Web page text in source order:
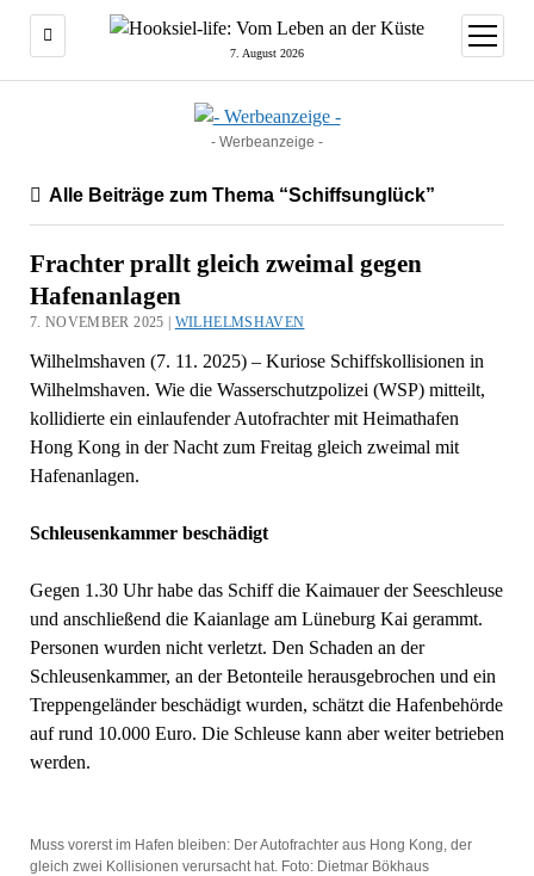
7. August 2026
Menü
öffnen
- Werbeanzeige -
Alle Beiträge zum Thema “Schiffsunglück”
Frachter prallt gleich zweimal gegen
Hafenanlagen
7. NOVEMBER 2025 | WILHELMSHAVEN
Wilhelmshaven (7. 11. 2025) – Kuriose Schiffskollisionen in
Wilhelmshaven. Wie die Wasserschutzpolizei (WSP) mitteilt,
kollidierte ein einlaufender Autofrachter mit Heimathafen
Hong Kong in der Nacht zum Freitag gleich zweimal mit
Hafenanlagen.
Schleusenkammer beschädigt
Gegen 1.30 Uhr habe das Schiff die Kaimauer der Seeschleuse
und anschließend die Kaianlage am Lüneburg Kai gerammt.
Personen wurden nicht verletzt. Den Schaden an der
Schleusenkammer, an der Betonteile herausgebrochen und ein
Treppengeländer beschädigt wurden, schätzt die Hafenbehörde
auf rund 10.000 Euro. Die Schleuse kann aber weiter betrieben
werden.
Muss vorerst im Hafen bleiben: Der Autofrachter aus Hong Kong, der
gleich zwei Kollisionen verursacht hat. Foto: Dietmar Bökhaus